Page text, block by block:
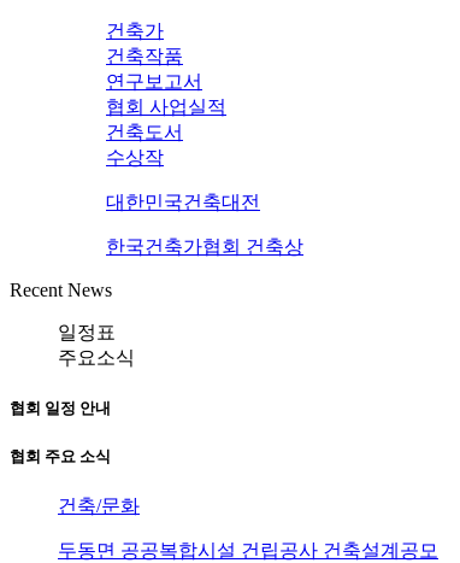
건축가
건축작품
연구보고서
협회 사업실적
건축도서
수상작
대한민국건축대전
한국건축가협회 건축상
Recent News
일정표
주요소식
협회 일정 안내
협회 주요 소식
건축/문화
두동면 공공복합시설 건립공사 건축설계공모